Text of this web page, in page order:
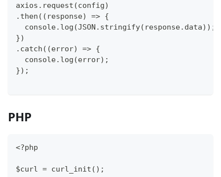
axios.request(config)
.then((response) => {
  console.log(JSON.stringify(response.data));
})
.catch((error) => {
  console.log(error);
});
PHP
<?php
$curl = curl_init();